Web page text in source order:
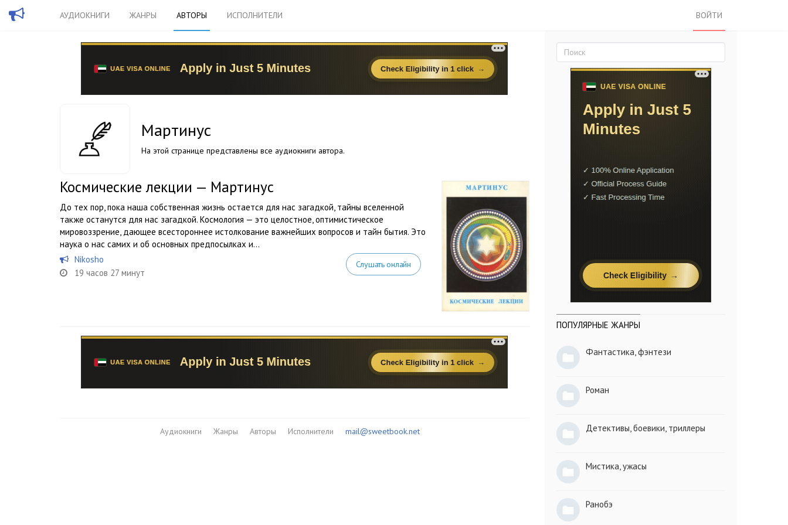
АУДИОКНИГИ ЖАНРЫ АВТОРЫ ИСПОЛНИТЕЛИ ВОЙТИ
Мартинус
На этой странице представлены все аудиокниги автора.
Космические лекции — Мартинус
До тех пор, пока наша собственная жизнь остается для нас загадкой, тайны вселенной
также останутся для нас загадкой. Космология — это целостное, оптимистическое
мировоззрение, дающее всестороннее истолкование важнейших вопросов и тайн бытия. Это
наука о нас самих и об основных предпосылках и...
Nikosho
19 часов 27 минут
Слушать онлайн
Аудиокниги Жанры Авторы Исполнители mail@sweetbook.net
ПОПУЛЯРНЫЕ ЖАНРЫ
Фантастика, фэнтези
Роман
Детективы, боевики, триллеры
Мистика, ужасы
Ранобэ